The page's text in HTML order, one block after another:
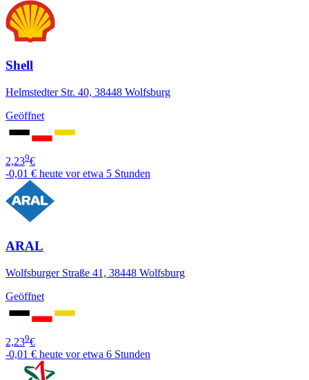
Shell
Helmstedter Str. 40, 38448 Wolfsburg
Geöffnet
2,239€
-0,01 € heute vor etwa 5 Stunden
ARAL
Wolfsburger Straße 41, 38448 Wolfsburg
Geöffnet
2,239€
-0,01 € heute vor etwa 6 Stunden